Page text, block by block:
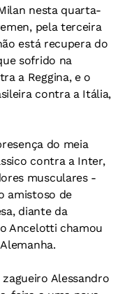
nesta quarta-
pela terceira
está recupera do
sofrido na
a Reggina, e o
contra a Itália,
do meia
contra a Inter,
musculares -
amistoso de
diante da
Ancelotti chamou
Alessandro